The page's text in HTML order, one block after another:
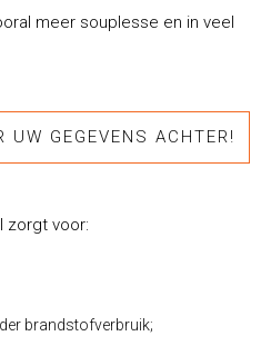
meer souplesse en in veel
UW GEGEVENS ACHTER!
zorgt voor:
brandstofverbruik;